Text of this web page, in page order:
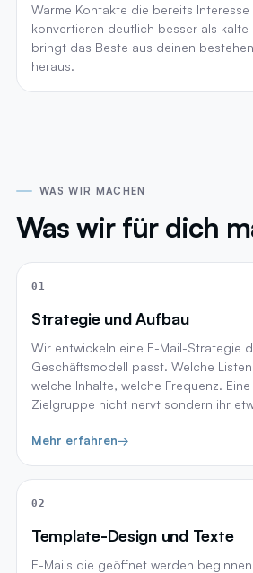
Warme Kontakte die bereits
konvertieren deutlich besser als kalte
bringt das Beste aus deinen
heraus.
WAS WIR MACHEN
Was wir für dich
01
Strategie und Aufbau
Wir entwickeln eine E-Mail-Strategie
Geschäftsmodell passt. Welche
welche Inhalte, welche Frequenz.
Zielgruppe nicht nervt sondern ihr
Mehr erfahren→
02
Template-Design und Texte
E-Mails die geöffnet werden